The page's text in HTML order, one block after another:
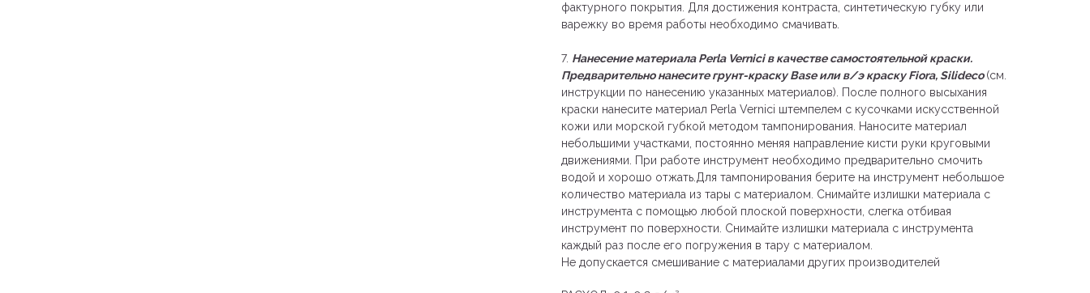
фактурного покрытия. Для достижения контраста, синтетическую губку или
варежку во время работы необходимо смачивать.
7. Нанесение материала Perla Vernici в качестве самостоятельной краски.
Предварительно нанесите грунт-краску Base или в/э краску Fiora, Silideco(см.
инструкции по нанесению указанных материалов). После полного высыхания
краски нанесите материал Perla Vernici штемпелем с кусочками искусственной
кожи или морской губкой методом тампонирования. Наносите материал
небольшими участками, постоянно меняя направление кисти руки круговыми
движениями. При работе инструмент необходимо предварительно смочить
водой и хорошо отжать.Для тампонирования берите на инструмент небольшое
количество материала из тары с материалом. Снимайте излишки материала с
инструмента с помощью любой плоской поверхности, слегка отбивая
инструмент по поверхности. Снимайте излишки материала с инструмента
каждый раз после его погружения в тару с материалом.
Не допускается смешивание с материалами других производителей